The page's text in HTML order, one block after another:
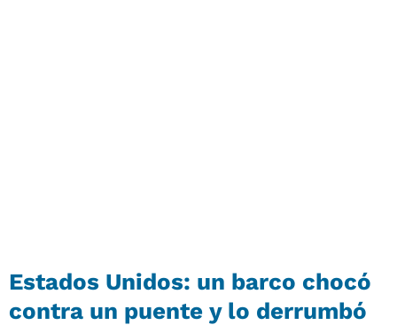
Estados Unidos: un barco chocó
contra un puente y lo derrumbó